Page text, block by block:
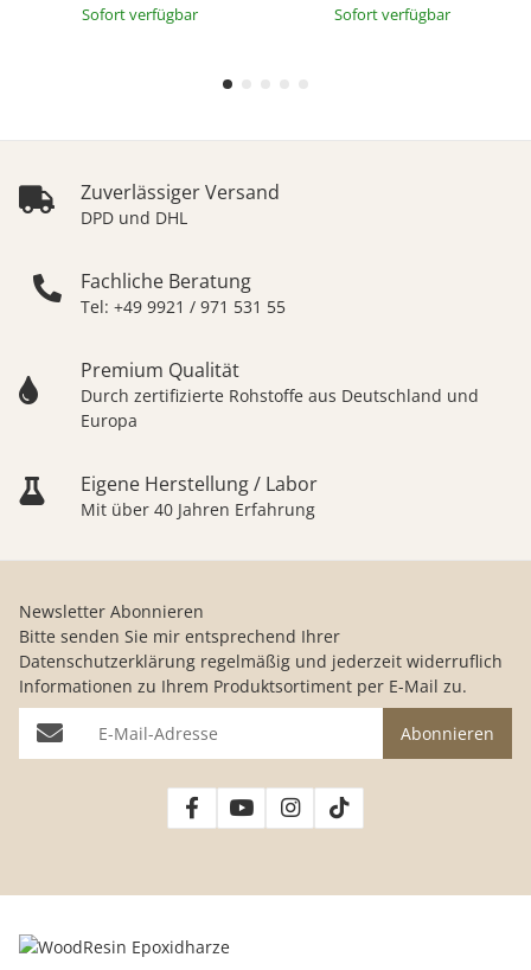
Sofort verfügbar Sofort verfügbar
Zuverlässiger Versand
DPD und DHL
Fachliche Beratung
Tel: +49 9921 / 971 531 55
Premium Qualität
Durch zertifizierte Rohstoffe aus Deutschland und
Europa
Eigene Herstellung / Labor
Mit über 40 Jahren Erfahrung
Newsletter Abonnieren
Bitte senden Sie mir entsprechend Ihrer
Datenschutzerklärung regelmäßig und jederzeit widerruflich
Informationen zu Ihrem Produktsortiment per E-Mail zu.
E-Mail-Adresse Abonnieren